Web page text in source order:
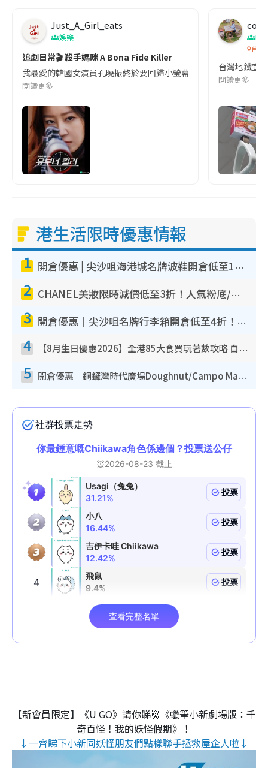
Just_A_Girl_eats
娛樂
追劇日常🎬 殺手媽咪 A Bona Fide Killer
我最愛的韓國女演員孔曉振終於要回歸小螢幕啦!這次的劇本改編
閱讀更多
co
吹
台灣
台灣地鐵宣
閱讀更多
港生活限時優惠情報
1 開倉優惠 | 尖沙咀海港城名牌波鞋開倉低至1折！On鞋$899起／Joy&Peace鞋履$98起
2 CHANEL美妝限時減價低至3折！人氣粉底/唇膏/精華液低至$275！COCO香水都有平
3 開倉優惠｜尖沙咀名牌行李箱開倉低至4折！一連5日 American Tourister/ace./Hallmark $200起！
4 【8月生日優惠2026】全港85大食買玩著數攻略 自助餐/火鍋放題同行免費＋誠品/DONKI送現金券
5 開倉優惠｜銅鑼灣時代廣場Doughnut/Campo Marzio開倉低至1折！背囊、書包、手袋劈價$200起
【新會員限定】《U GO》請你睇👹《蠟筆小新劇場版：千
奇百怪！我的妖怪假期》！
↓一齊睇下小新同妖怪朋友們點樣聯手拯救屋企人啦↓